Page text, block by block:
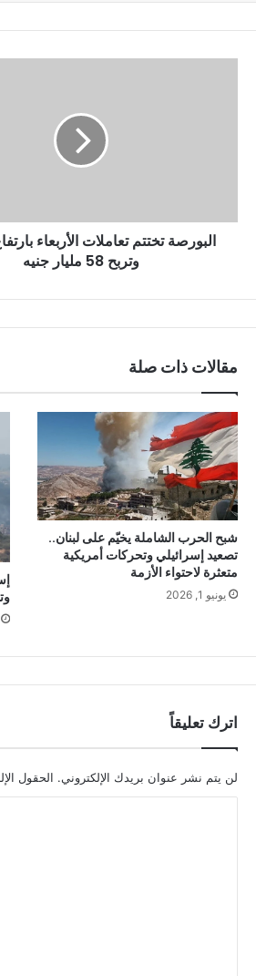
البورصة تختتم تعاملات الأربعاء
وتربح 58 مليار جنيه
مقالات ذات صلة
شبح الحرب الشاملة يخيّم على لبنان..
تصعيد إسرائيلي وتحركات أمريكية
متعثرة لاحتواء الأزمة
يونيو 1, 2026
اترك تعليقاً
لن يتم نشر عنوان بريدك الإلكتروني. الحقول